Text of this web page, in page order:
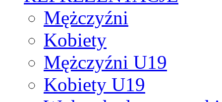
Mężczyźni
Kobiety
Mężczyźni U19
Kobiety U19